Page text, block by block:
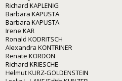
Richard KAPLENIG
Barbara KAPUSTA
Barbara KAPUSTA
Irene KAR
Ronald KODRITSCH
Alexandra KONTRINER
Renate KORDON
Richard KRIESCHE
Helmut KURZ-GOLDENSTEIN